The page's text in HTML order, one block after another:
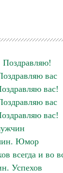
вас
вас!
вас
вас!
Юмор
всегда и во
Успехов